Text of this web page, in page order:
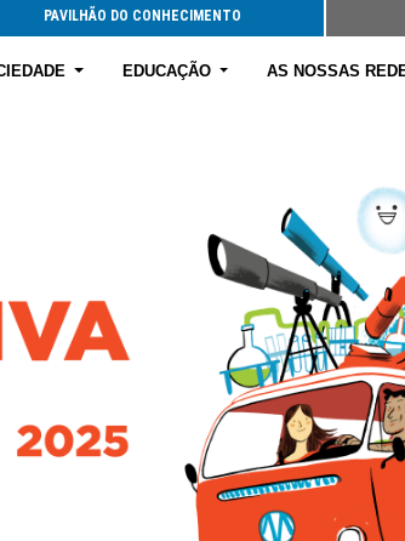
PAVILHÃO DO CONHECIMENTO
EDUCAÇÃO AS NOSSAS